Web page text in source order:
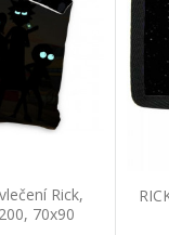
"Fall",
Rick,
70x90